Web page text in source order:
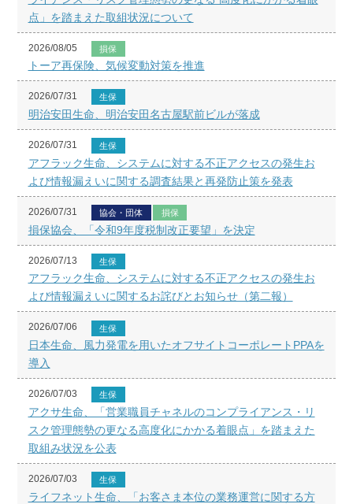
点」を踏まえた取組状況について
2026/08/05 損保
トーア再保険、気候変動対策を推進
2026/07/31 生保
明治安田生命、明治安田名古屋駅前ビルが落成
2026/07/31 生保
アフラック生命、システムに対する不正アクセスの発生お
よび情報漏えいに関する調査結果と再発防止策を発表
2026/07/31 協会・団体 損保
損保協会、「令和9年度税制改正要望」を決定
2026/07/13 生保
アフラック生命、システムに対する不正アクセスの発生お
よび情報漏えいに関するお詫びとお知らせ（第二報）
2026/07/06 生保
日本生命、風力発電を用いたオフサイトコーポレートPPAを
導入
2026/07/03 生保
アクサ生命、「営業職員チャネルのコンプライアンス・リ
スク管理態勢の更なる高度化にかかる着眼点」を踏まえた
取組み状況を公表
2026/07/03 生保
ライフネット生命、「お客さま本位の業務運営に関する方